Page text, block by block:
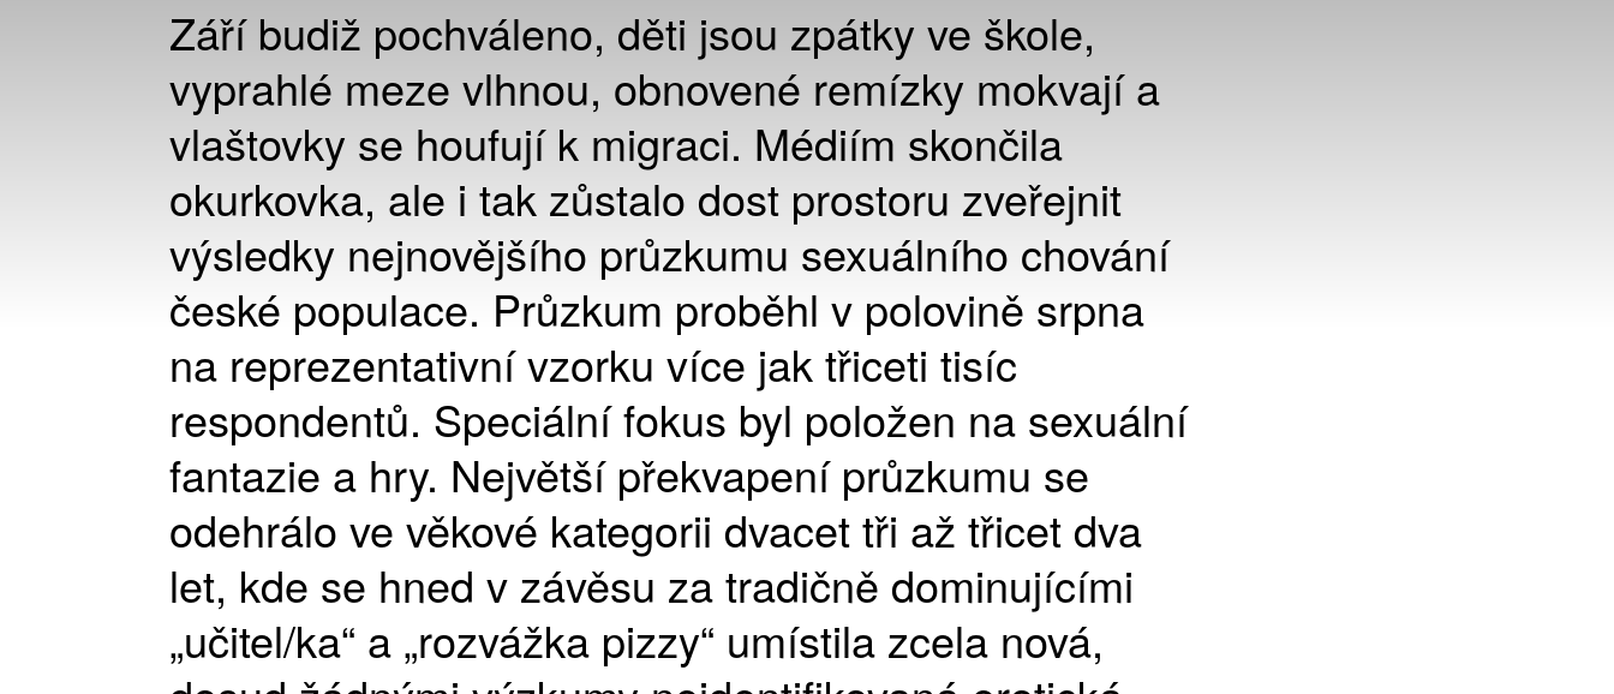
Září budiž pochváleno, děti jsou zpátky ve škole,
vyprahlé meze vlhnou, obnovené remízky mokvají a
vlaštovky se houfují k migraci. Médiím skončila
okurkovka, ale i tak zůstalo dost prostoru zveřejnit
výsledky nejnovějšího průzkumu sexuálního chování
české populace. Průzkum proběhl v polovině srpna
na reprezentativní vzorku více jak třiceti tisíc
respondentů. Speciální fokus byl položen na sexuální
fantazie a hry. Největší překvapení průzkumu se
odehrálo ve věkové kategorii dvacet tři až třicet dva
let, kde se hned v závěsu za tradičně dominujícími
„učitel/ka“ a „rozvážka pizzy“ umístila zcela nová,